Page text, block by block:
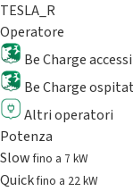
TESLA_R
Operatore
Be Charge
Be Charge
Altri operatori
Potenza
Slowfino a 7 kW
Quickfino a 22 kW